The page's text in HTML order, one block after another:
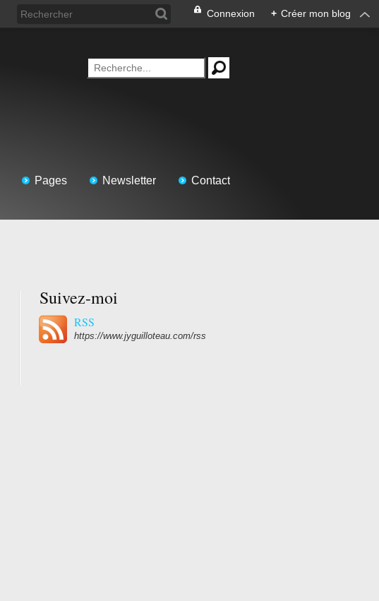
Connexion + Créer mon blog
Pages Newsletter Contact
Suivez-moi
RSS
https://www.jyguilloteau.com/rss